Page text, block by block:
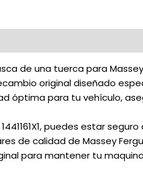
de una tuerca para
recambio original diseñado
óptima para tu vehículo,
puedes estar
de calidad de Massey
para mantener tu